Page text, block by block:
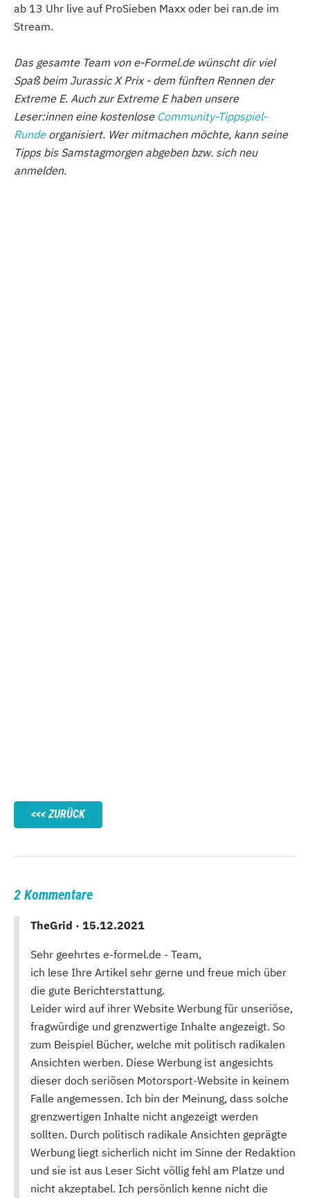
ab 13 Uhr live auf ProSieben Maxx oder bei ran.de im
Stream.
Das gesamte Team von e-Formel.dewünscht dir viel
Spaß beim Jurassic X Prix - dem fünften Rennen der
Extreme E. Auch zur Extreme E haben unsere
Leser:innen eine kostenlose Community-Tippspiel-
Rundeorganisiert. Wer mitmachen möchte, kann seine
Tipps bis Samstagmorgen abgeben bzw. sich neu
anmelden.
ZURÜCK
2 Kommentare
TheGrid · 15.12.2021
Sehr geehrtes e-formel.de - Team,
ich lese Ihre Artikel sehr gerne und freue mich über
die gute Berichterstattung.
Leider wird auf ihrer Website Werbung für unseriöse,
fragwürdige und grenzwertige Inhalte angezeigt. So
zum Beispiel Bücher, welche mit politisch radikalen
Ansichten werben. Diese Werbung ist angesichts
dieser doch seriösen Motorsport-Website in keinem
Falle angemessen. Ich bin der Meinung, dass solche
grenzwertigen Inhalte nicht angezeigt werden
sollten. Durch politisch radikale Ansichten geprägte
Werbung liegt sicherlich nicht im Sinne der Redaktion
und sie ist aus Leser Sicht völlig fehl am Platze und
nicht akzeptabel. Ich persönlich kenne nicht die